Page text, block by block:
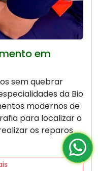
em
sem quebrar
da Bio
modernos de
para localizar o
os reparos